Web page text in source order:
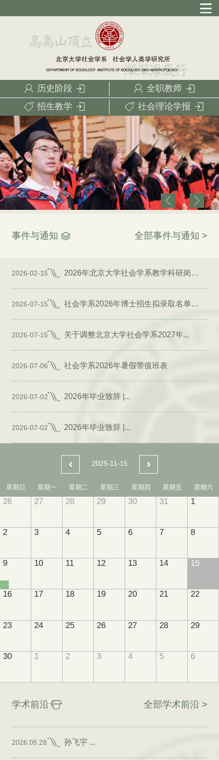
历史阶段
全职教师
招生教学
社会理论学报
事件与通知 全部事件与通知 >
2026-02-15 2026年北京大学社会学系教学科研岗位招聘启事
2026-07-15 社会学系2026年博士招生拟录取名单公示（专项）
2026-07-15 关于调整北京大学社会学系2027年...
2026-07-06 社会学系2026年暑假带值班表
2026-07-02 2026年毕业致辞 |...
2026-07-02 2026年毕业致辞 |...
2025-11-15
星期日 星期一 星期二 星期三 星期四 星期五 星期六
26 27 28 29 30 31 1
2 3 4 5 6 7 8
9 10 11 12 13 14 15
16 17 18 19 20 21 22
23 24 25 26 27 28 29
30 1 2 3 4 5 6
学术前沿 全部学术前沿 >
2026.05.28 孙飞宇 ...